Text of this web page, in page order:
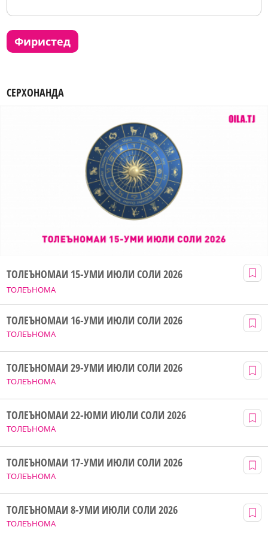
фиристед
СЕРХОНАНДА
ТОЛЕЪНОМА
ТОЛЕЪНОМАИ 15-УМИ ИЮЛИ СОЛИ 2026
ТОЛЕЪНОМА
ТОЛЕЪНОМАИ 16-УМИ ИЮЛИ СОЛИ 2026
ТОЛЕЪНОМА
ТОЛЕЪНОМАИ 29-УМИ ИЮЛИ СОЛИ 2026
ТОЛЕЪНОМА
ТОЛЕЪНОМАИ 22-ЮМИ ИЮЛИ СОЛИ 2026
ТОЛЕЪНОМА
ТОЛЕЪНОМАИ 17-УМИ ИЮЛИ СОЛИ 2026
ТОЛЕЪНОМА
ТОЛЕЪНОМАИ 8-УМИ ИЮЛИ СОЛИ 2026